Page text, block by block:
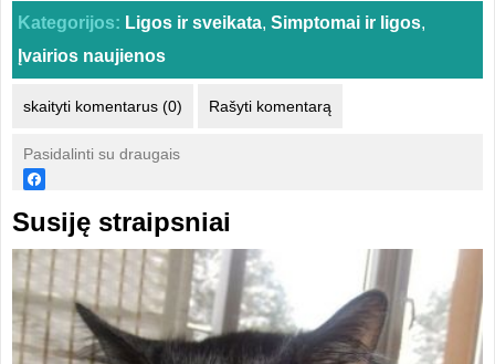
Kategorijos: Ligos ir sveikata, Simptomai ir ligos,
Įvairios naujienos
skaityti komentarus (0) Rašyti komentarą
Pasidalinti su draugais
Susiję straipsniai